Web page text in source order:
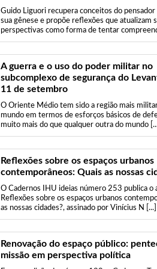
Guido Liguori recupera conceitos do pensador
sua gênese e propõe reflexões que atualizam
perspectivas como forma de tentar
A guerra e o uso do poder militar no
subcomplexo de segurança do
11 de setembro
O Oriente Médio tem sido a região mais
mundo em termos de esforços básicos de
muito mais do que qualquer outra do mundo
Reflexões sobre os espaços urbanos
contemporâneos: Quais as nossas
O Cadernos IHU ideias número 253 publica o
Reflexões sobre os espaços urbanos
as nossas cidades?, assinado por Vinícius N [...]
Renovação do espaço público:
missão em perspectiva política